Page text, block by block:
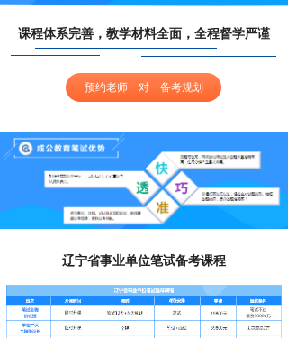
在线报名
课程体系完善，教学材料全面，全程督学严谨
预约老师一对一备考规划
辽宁省事业单位笔试备考课程